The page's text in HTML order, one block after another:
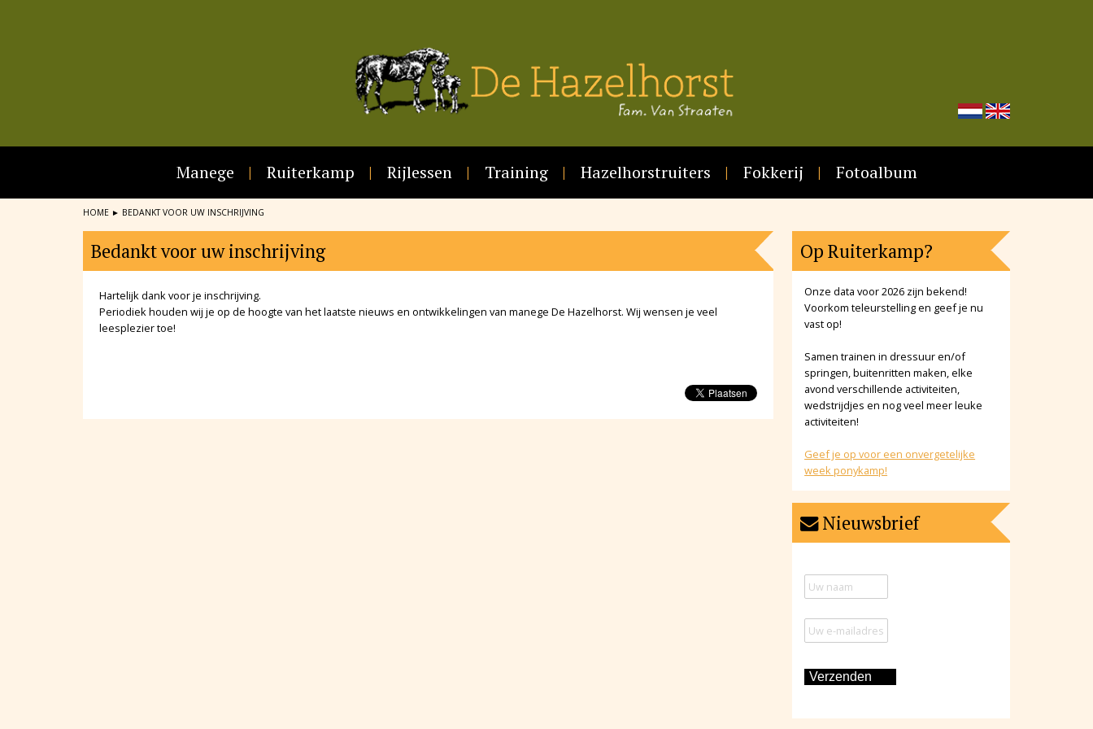
Manege Ruiterkamp Rijlessen Training Hazelhorstruiters Fokkerij Fotoalbum
HOME ► BEDANKT VOOR UW INSCHRIJVING
Bedankt voor uw inschrijving
Hartelijk dank voor je inschrijving.
Periodiek houden wij je op de hoogte van het laatste nieuws en ontwikkelingen van manege De Hazelhorst. Wij wensen je veel
leesplezier toe!
Op Ruiterkamp?
Onze data voor 2026 zijn bekend!
Voorkom teleurstelling en geef je nu
vast op!
Samen trainen in dressuur en/of
springen, buitenritten maken, elke
avond verschillende activiteiten,
wedstrijdjes en nog veel meer leuke
activiteiten!
Geef je op voor een onvergetelijke
week ponykamp!
Nieuwsbrief